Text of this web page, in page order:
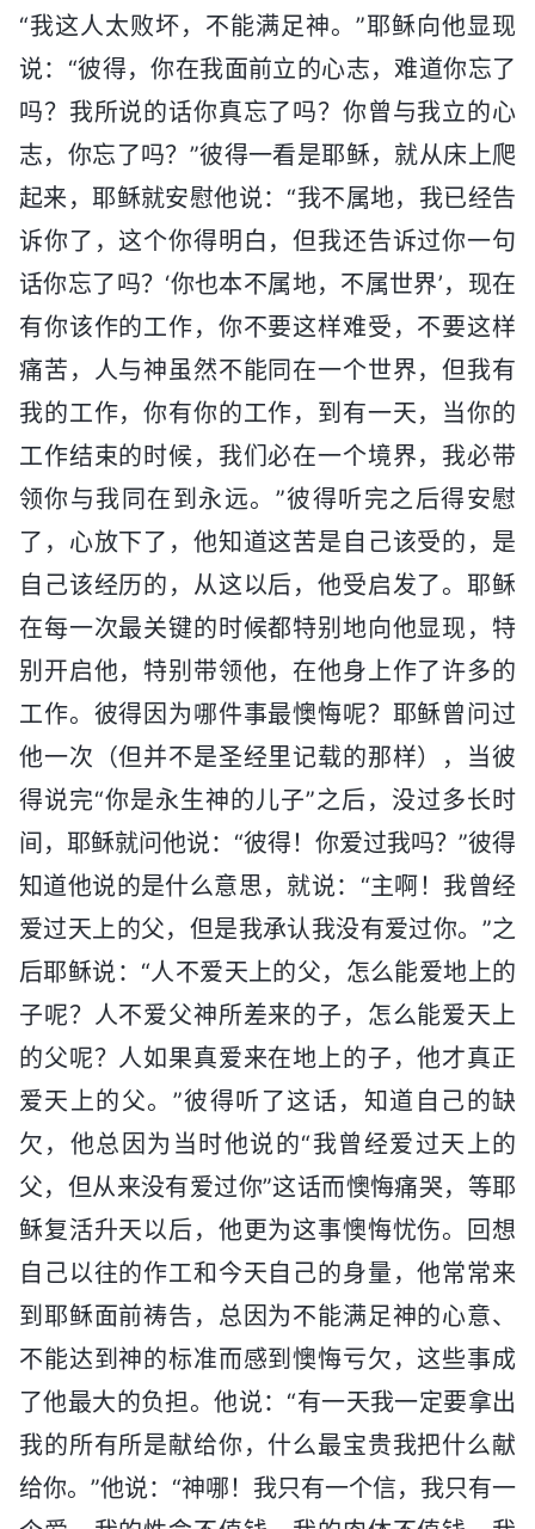
“我这人太败坏，不能满足神。”耶稣向他显现
说：“彼得，你在我面前立的心志，难道你忘了
吗？我所说的话你真忘了吗？你曾与我立的心
志，你忘了吗？”彼得一看是耶稣，就从床上爬
起来，耶稣就安慰他说：“我不属地，我已经告
诉你了，这个你得明白，但我还告诉过你一句
话你忘了吗？‘你也本不属地，不属世界’，现在
有你该作的工作，你不要这样难受，不要这样
痛苦，人与神虽然不能同在一个世界，但我有
我的工作，你有你的工作，到有一天，当你的
工作结束的时候，我们必在一个境界，我必带
领你与我同在到永远。”彼得听完之后得安慰
了，心放下了，他知道这苦是自己该受的，是
自己该经历的，从这以后，他受启发了。耶稣
在每一次最关键的时候都特别地向他显现，特
别开启他，特别带领他，在他身上作了许多的
工作。彼得因为哪件事最懊悔呢？耶稣曾问过
他一次（但并不是圣经里记载的那样），当彼
得说完“你是永生神的儿子”之后，没过多长时
间，耶稣就问他说：“彼得！你爱过我吗？”彼得
知道他说的是什么意思，就说：“主啊！我曾经
爱过天上的父，但是我承认我没有爱过你。”之
后耶稣说：“人不爱天上的父，怎么能爱地上的
子呢？人不爱父神所差来的子，怎么能爱天上
的父呢？人如果真爱来在地上的子，他才真正
爱天上的父。”彼得听了这话，知道自己的缺
欠，他总因为当时他说的“我曾经爱过天上的
父，但从来没有爱过你”这话而懊悔痛哭，等耶
稣复活升天以后，他更为这事懊悔忧伤。回想
自己以往的作工和今天自己的身量，他常常来
到耶稣面前祷告，总因为不能满足神的心意、
不能达到神的标准而感到懊悔亏欠，这些事成
了他最大的负担。他说：“有一天我一定要拿出
我的所有所是献给你，什么最宝贵我把什么献
给你。”他说：“神哪！我只有一个信，我只有一